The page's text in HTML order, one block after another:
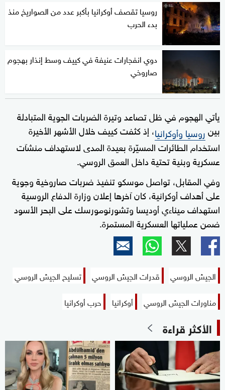
روسيا تقصف أوكرانيا بأكبر عدد من الصواريخ منذ
بدء الحرب
دوي انفجارات عنيفة في كييف وسط إنذار بهجوم
صاروخي
يأتي الهجوم في ظل تصاعد وتيرة الضربات الجوية المتبادلة
بينروسيا وأوكرانيا، إذ كثفت كييف خلال الأشهر الأخيرة
استخدام الطائرات المسيّرة بعيدة المدى لاستهداف منشآت
عسكرية وبنية تحتية داخل العمق الروسي.
وفي المقابل، تواصل موسكو تنفيذ ضربات صاروخية وجوية
على أهداف أوكرانية، كان آخرها إعلان وزارة الدفاع الروسية
استهداف ميناءي أوديسا وتشورنومورسك على البحر الأسود
ضمن عملياتها العسكرية المستمرة.
الجيش الروسي قدرات الجيش الروسي
تسليح الجيش الروسي
مناورات الجيش الروسي
أوكرانيا حرب أوكرانيا
الأكثر قراءة